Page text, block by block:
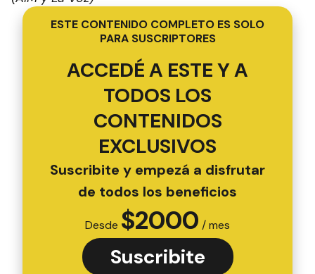
ESTE CONTENIDO COMPLETO ES SOLO
PARA SUSCRIPTORES
ACCEDÉ A ESTE Y A
TODOS LOS
CONTENIDOS
EXCLUSIVOS
Suscribite y empezá a disfrutar
de todos los beneficios
Desde $2000 / mes
Suscribite